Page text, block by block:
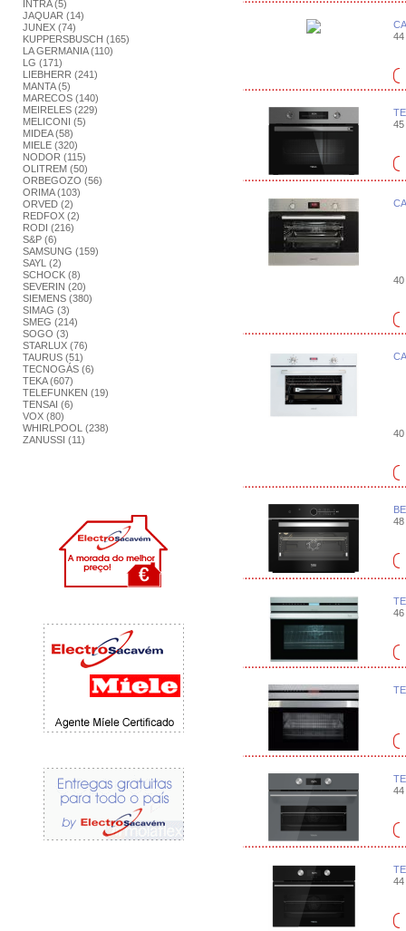
INTRA (5)
JAQUAR (14)
JUNEX (74)
KUPPERSBUSCH (165)
LA GERMANIA (110)
LG (171)
LIEBHERR (241)
MANTA (5)
MARECOS (140)
MEIRELES (229)
MELICONI (5)
MIDEA (58)
MIELE (320)
NODOR (115)
OLITREM (50)
ORBEGOZO (56)
ORIMA (103)
ORVED (2)
REDFOX (2)
RODI (216)
S&P (6)
SAMSUNG (159)
SAYL (2)
SCHOCK (8)
SEVERIN (20)
SIEMENS (380)
SIMAG (3)
SMEG (214)
SOGO (3)
STARLUX (76)
TAURUS (51)
TECNOGÁS (6)
TEKA (607)
TELEFUNKEN (19)
TENSAI (6)
VOX (80)
WHIRLPOOL (238)
ZANUSSI (11)
44
45
40
40
48
46
44
44